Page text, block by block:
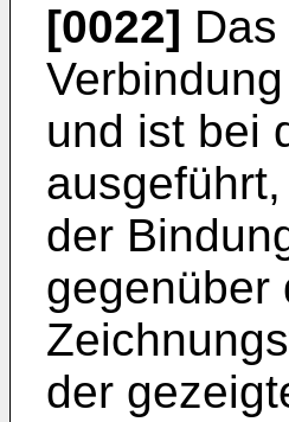
[0022]
und ist bei
der
gegenüber
der